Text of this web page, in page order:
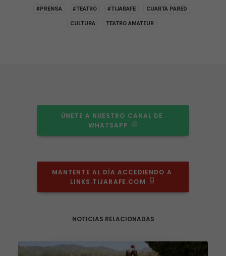
#PRENSA #TEATRO #TIJARAFE CUARTA PARED
CULTURA TEATRO AMATEUR
ÚNETE A NUESTRO CANAL DE
WHATSAPP
MANTENTE AL DÍA ACCEDIENDO A
LINKS.TIJARAFE.COM
NOTICIAS RELACIONADAS